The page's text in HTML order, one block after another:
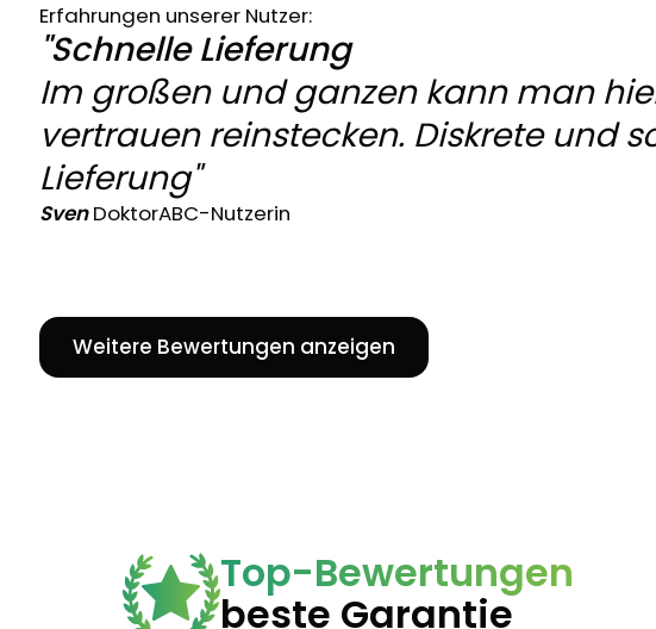
Erfahrungen unserer Nutzer:
"Schnelle Lieferung
Im großen und ganzen kann man
vertrauen reinstecken. Diskrete und
Lieferung"
SvenDoktorABC-Nutzerin
Weitere Bewertungen anzeigen
Top-Bewertungen
beste Garantie